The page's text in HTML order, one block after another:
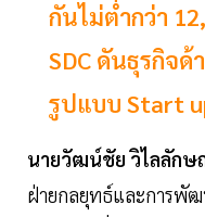
กันไม่ต่ำกว่า
SDC ดันธุรกิจ
รูปแบบ Start
นายวัฒน์ชัย วิไลลักษ
ฝ่ายกลยุทธ์และการพัฒ